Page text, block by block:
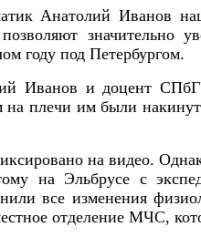
Анатолий Иванов
значительно
году под Петербургом.
Иванов и доцент
на плечи им были
на видео.
на Эльбрусе с
все изменения
отделение МЧС,